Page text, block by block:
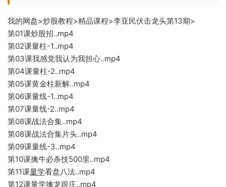
我的网盘>炒股教程>精品课程>李亚民伏击龙头第13期>
第01课炒股招..mp4
第02课量柱-1..mp4
第03课我感觉我认为我担心..mp4
第04课量柱-2..mp4
第05课黄金柱新解..mp4
第06课量线-1..mp4
第07课量线-2..mp4
第08课战法合集..mp4
第08课战法合集片头..mp4
第09课量线-3..mp4
第10课擒牛必杀技500里..mp4
第11课量学看盘八法..mp4
第12课量学擒龙跟庄..mp4